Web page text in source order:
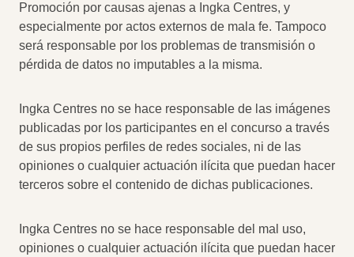
Promoción por causas ajenas a Ingka Centres, y
especialmente por actos externos de mala fe. Tampoco
será responsable por los problemas de transmisión o
pérdida de datos no imputables a la misma.
Ingka Centres no se hace responsable de las imágenes
publicadas por los participantes en el concurso a través
de sus propios perfiles de redes sociales, ni de las
opiniones o cualquier actuación ilícita que puedan hacer
terceros sobre el contenido de dichas publicaciones.
Ingka Centres no se hace responsable del mal uso,
opiniones o cualquier actuación ilícita que puedan hacer